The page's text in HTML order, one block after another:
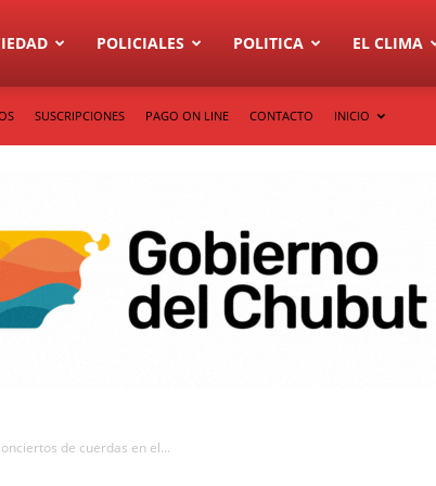
POLICIALES POLITICA EL CLIMA
SUSCRIPCIONES PAGO ON LINE CONTACTO INICIO
de cuerdas en el...